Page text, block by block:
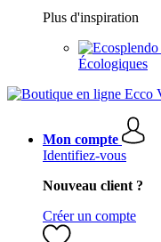
Plus d'inspiration
Écologiques
Mon compte
Identifiez-vous
Nouveau client ?
Créer un compte